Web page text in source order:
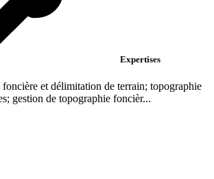
Expertises
et délimitation de terrain; topographie
gestion de topographie foncièr...